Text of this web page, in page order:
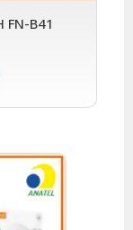
FN-B41